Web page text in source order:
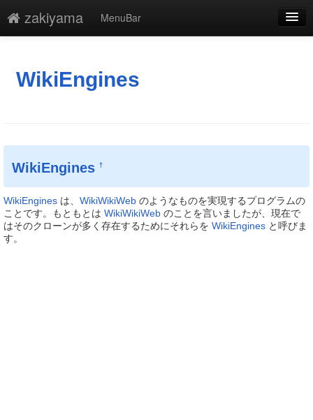
zakiyama
MenuBar
添付
一覧
単語検索
WikiEngines
WikiEngines †
WikiEngines は、 WikiWikiWeb のようなものを実現するプログラムの
ことです。もともとは WikiWikiWeb のことを言いましたが、現在で
はそのクローンが多く存在するためにそれらを WikiEngines と呼びま
す。